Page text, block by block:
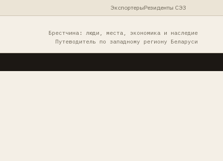
ЭкспортерыРезиденты СЭЗ
Брестчина: люди, места, экономика и наследие
Путеводитель по западному региону Беларуси